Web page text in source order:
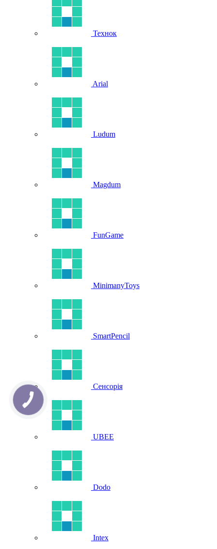
Технок
Arial
Ludum
Magdum
FunGame
MinimanyToys
SmartPencil
Сенсорія
UBEE
Dodo
Intex